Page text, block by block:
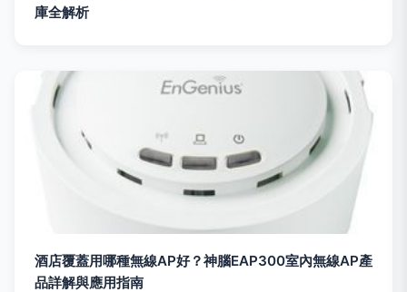
庫全解析
酒店覆蓋用哪種無線AP好？神腦EAP300室內無線AP產
品詳解與應用指南